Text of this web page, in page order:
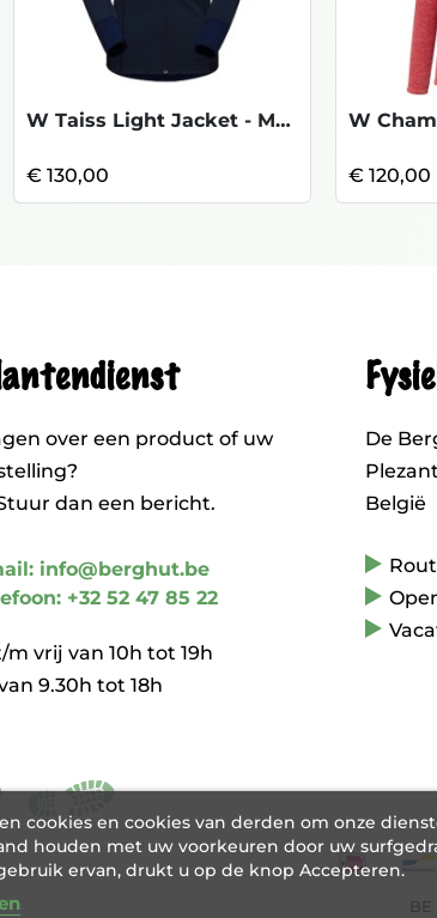
W Taiss Light Jacket - Marine
€ 130,00 € 120,00
over een product of uw
dan een bericht.
info@berghut.be
+32 52 47 85 22
m vrij van 10h tot 19h
9.30h tot 18h
De
België
cookies en cookies van derden om onze
houden met uw voorkeuren door uw
ervan, drukt u op de knop Accepteren.
BE